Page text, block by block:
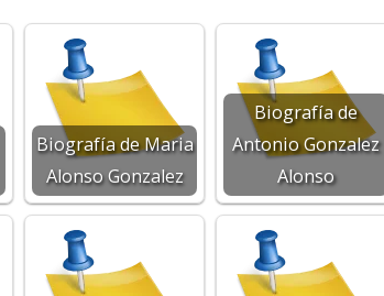
Biografía de Maria
Alonso Gonzalez
Biografía de
Antonio Gonzalez
Alonso